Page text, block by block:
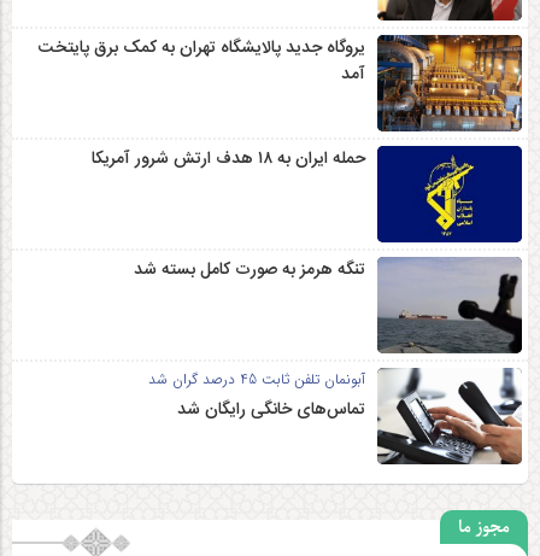
یروگاه جدید پالایشگاه تهران به کمک برق پایتخت
آمد
حمله ایران به ۱۸ هدف ارتش شرور آمریکا
تنگه هرمز به صورت کامل بسته شد
آبونمان تلفن ثابت 45 درصد گران شد
تماس‌های خانگی رایگان شد
مجوز ما